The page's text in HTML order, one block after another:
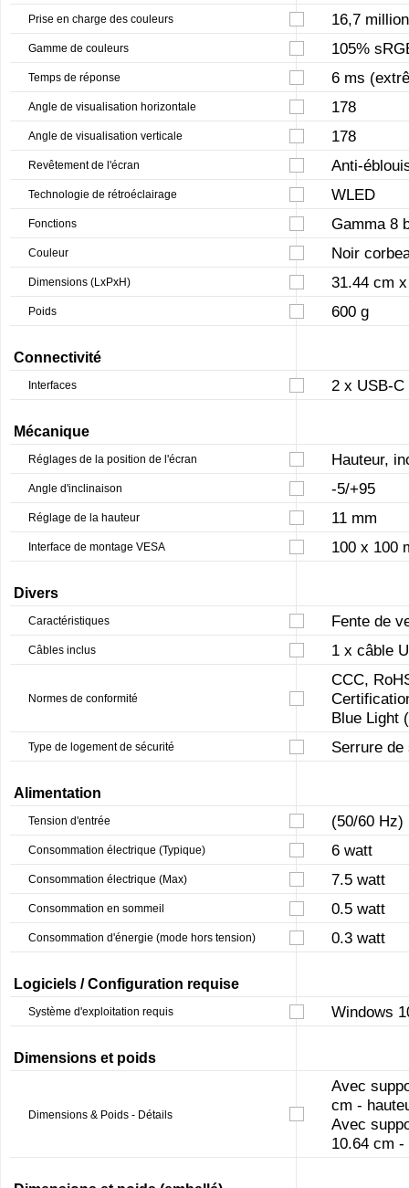
Prise en charge des couleurs 16,7
Gamme de couleurs 105%
Temps de réponse 6 ms
Angle de visualisation horizontale 178
Angle de visualisation verticale 178
Revêtement de l'écran Anti-
Technologie de rétroéclairage WLED
Fonctions Gamma 8
Couleur Noir
Dimensions (LxPxH) 31.44 cm
Poids 600 g
Connectivité
Interfaces 2 x USB-
Mécanique
Réglages de la position de l'écran Hauteur,
Angle d'inclinaison -5/+95
Réglage de la hauteur 11 mm
Interface de montage VESA 100 x 100
Divers
Caractéristiques Fente de
Câbles inclus 1 x câble
Normes de conformité
CCC,
Blue Light
Type de logement de sécurité Serrure
Alimentation
Tension d'entrée (50/60 Hz)
Consommation électrique (Typique) 6 watt
Consommation électrique (Max) 7.5 watt
Consommation en sommeil 0.5 watt
Consommation d'énergie (mode hors tension) 0.3 watt
Logiciels / Configuration requise
Système d'exploitation requis Windows
Dimensions et poids
Dimensions & Poids - Détails
Avec
cm -
Avec
10.64 cm